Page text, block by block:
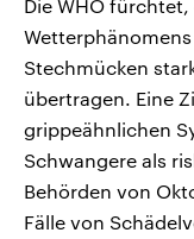
Die WHO
Stechmücken
übertragen. Eine
grippeähnlichen
Schwangere als
Behörden von
Fälle von